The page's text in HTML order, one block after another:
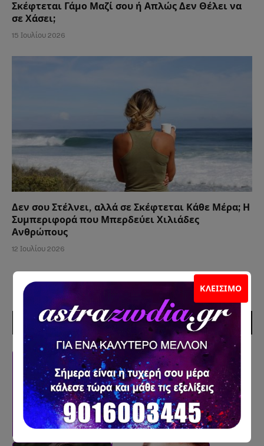
ΚΛΕΊΣΙΜΟ
Σκέφτεται Γάμο Μαζί σου ή Απλώς Δεν Θέλει να
σε Χάσει;
15 Ιουλίου 2026
Δεν σου Στέλνει, αλλά σε Σκέφτεται Κάθε Μέρα; Η
Συμπεριφορά που Μπερδεύει Χιλιάδες
Ανθρώπους
12 Ιουλίου 2026
ΣΥΝΕΡΓΑΤΕΣ